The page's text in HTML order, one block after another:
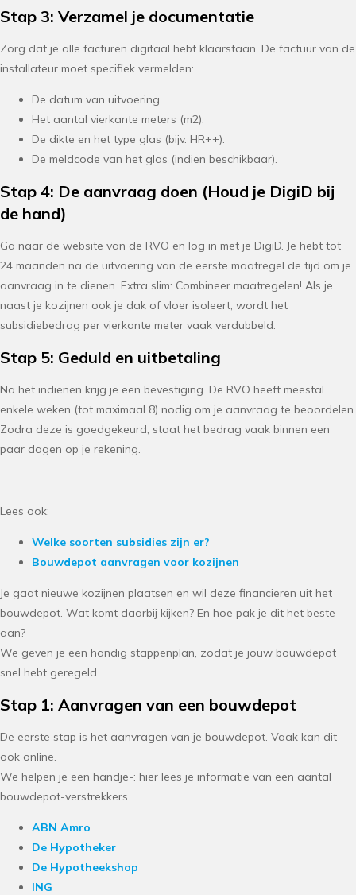
Stap 3: Verzamel je documentatie
Zorg dat je alle facturen digitaal hebt klaarstaan. De factuur van de
installateur moet specifiek vermelden:
De datum van uitvoering.
Het aantal vierkante meters (m2).
De dikte en het type glas (bijv. HR++).
De meldcode van het glas (indien beschikbaar).
Stap 4: De aanvraag doen (Houd je DigiD bij
de hand)
Ga naar de website van de RVO en log in met je DigiD. Je hebt tot
24 maanden na de uitvoering van de eerste maatregel de tijd om je
aanvraag in te dienen. Extra slim: Combineer maatregelen! Als je
naast je kozijnen ook je dak of vloer isoleert, wordt het
subsidiebedrag per vierkante meter vaak verdubbeld.
Stap 5: Geduld en uitbetaling
Na het indienen krijg je een bevestiging. De RVO heeft meestal
enkele weken (tot maximaal 8) nodig om je aanvraag te beoordelen.
Zodra deze is goedgekeurd, staat het bedrag vaak binnen een
paar dagen op je rekening.
Lees ook:
Welke soorten subsidies zijn er?
Bouwdepot aanvragen voor kozijnen
Je gaat nieuwe kozijnen plaatsen en wil deze financieren uit het
bouwdepot. Wat komt daarbij kijken? En hoe pak je dit het beste
aan?
We geven je een handig stappenplan, zodat je jouw bouwdepot
snel hebt geregeld.
Stap 1: Aanvragen van een bouwdepot
De eerste stap is het aanvragen van je bouwdepot. Vaak kan dit
ook online.
We helpen je een handje-: hier lees je informatie van een aantal
bouwdepot-verstrekkers.
ABN Amro
De Hypotheker
De Hypotheekshop
ING